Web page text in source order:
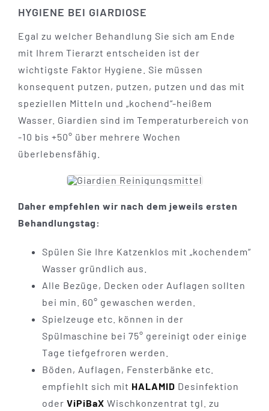
HYGIENE BEI GIARDIOSE
Egal zu welcher Behandlung Sie sich am Ende
mit Ihrem Tierarzt entscheiden ist der
wichtigste Faktor Hygiene. Sie müssen
konsequent putzen, putzen, putzen und das mit
speziellen Mitteln und „kochend“-heißem
Wasser. Giardien sind im Temperaturbereich von
-10 bis +50° über mehrere Wochen
überlebensfähig.
Daher empfehlen wir nach dem jeweils ersten
Behandlungstag:
Spülen Sie Ihre Katzenklos mit „kochendem“
Wasser gründlich aus.
Alle Bezüge, Decken oder Auflagen sollten
bei min. 60° gewaschen werden.
Spielzeuge etc. können in der
Spülmaschine bei 75° gereinigt oder einige
Tage tiefgefroren werden.
Böden, Auflagen, Fensterbänke etc.
empfiehlt sich mit HALAMID Desinfektion
oder ViPiBaX Wischkonzentrat tgl. zu